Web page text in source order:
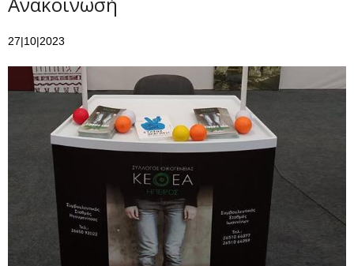
27|10|2023